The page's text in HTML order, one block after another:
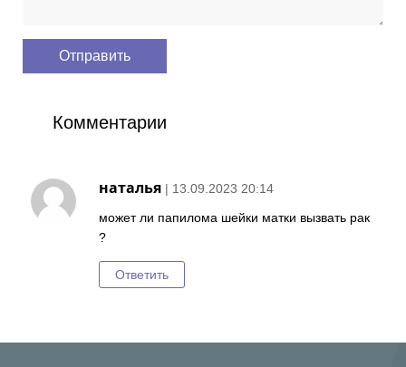
Комментарии
наталья | 13.09.2023 20:14
может ли папилома шейки матки вызвать рак
?
Ответить